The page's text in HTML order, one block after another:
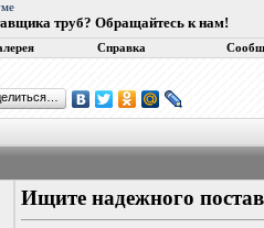
труб? Обращайтесь к нам!
Справка
Ищите надежного